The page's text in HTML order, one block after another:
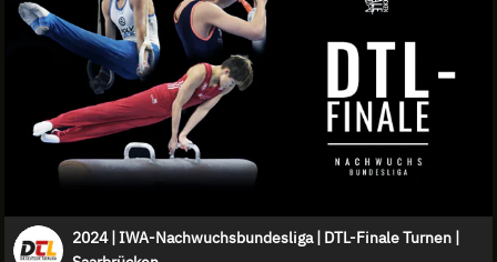
2024 | IWA-Nachwuchsbundesliga | DTL-Finale Turnen |